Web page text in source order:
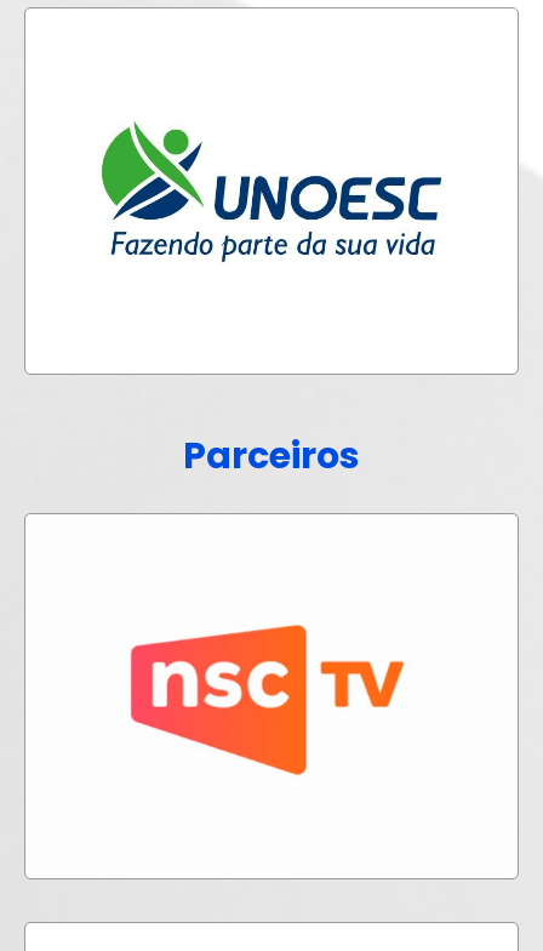
Parceiros